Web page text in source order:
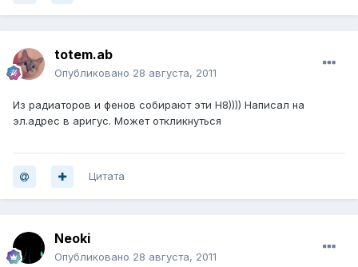
totem.ab
Опубликовано 28 августа, 2011
Из радиаторов и фенов собирают эти Н8)))) Написал на
эл.адрес в аригус. Может откликнуться
Цитата
Neoki
Опубликовано 28 августа, 2011